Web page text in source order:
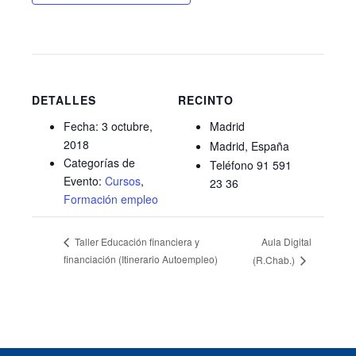
DETALLES
Fecha: 3 octubre,
2018
Categorías de
Evento: Cursos,
Formación empleo
RECINTO
Madrid
Madrid España
Teléfono 91 591
23 36
Taller Educación financiera y
financiación (Itinerario Autoempleo)
Aula Digital
(R.Chab.)